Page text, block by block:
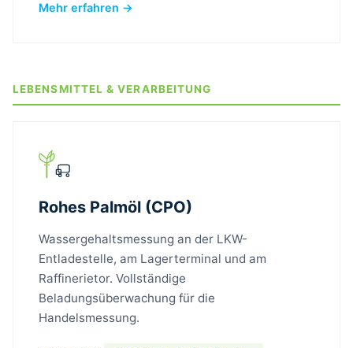
Mehr erfahren →
LEBENSMITTEL & VERARBEITUNG
Rohes Palmöl (CPO)
Wassergehaltsmessung an der LKW-
Entladestelle, am Lagerterminal und am
Raffinerietor. Vollständige
Beladungsüberwachung für die
Handelsmessung.